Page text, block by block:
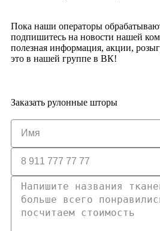
Пока наши операторы
подпишитесь на новости нашей
полезная информация, акции,
это в нашей группе в ВК!
Заказать рулонные шторы